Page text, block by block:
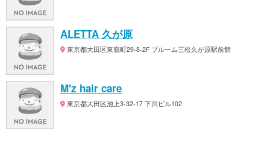
ALETTA 久が原
東京都大田区東嶺町29-8-2F ブルーム三松久が原駅前館
M'z hair care
東京都大田区池上3-32-17 下川ビル102